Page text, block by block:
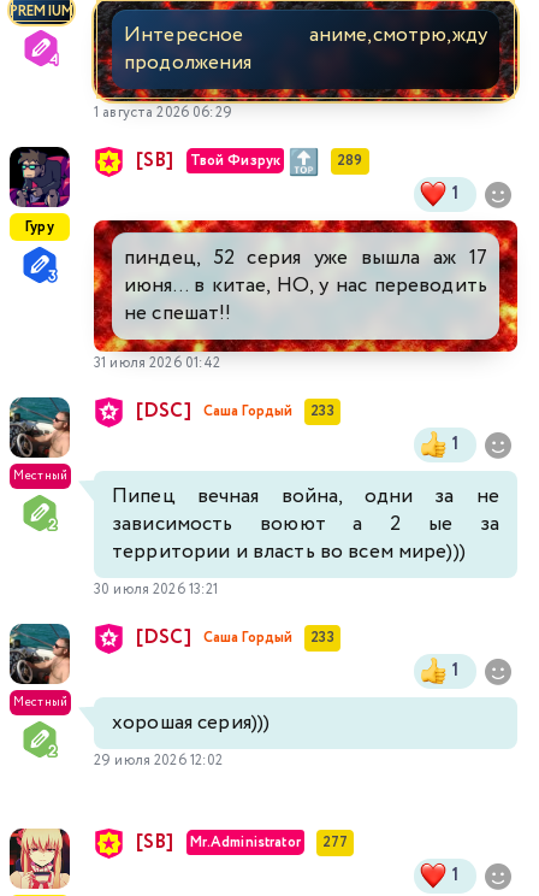
PREMIUM
Интересное аниме,смотрю,жду
продолжения
1 августа 2026 06:29
Гуру
[SB] Твой Физрук 289
1
пиндец, 52 серия уже вышла аж 17
июня... в китае, НО, у нас переводить
не спешат!!
31 июля 2026 01:42
Местный
[DSC] Саша Гордый 233
1
Пипец вечная война, одни за не
зависимость воюют а 2 ые за
территории и власть во всем мире)))
30 июля 2026 13:21
Местный
[DSC] Саша Гордый 233
1
хорошая серия)))
29 июля 2026 12:02
[SB] Mr.Administrator 277
1